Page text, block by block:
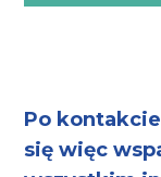
Po
się więc